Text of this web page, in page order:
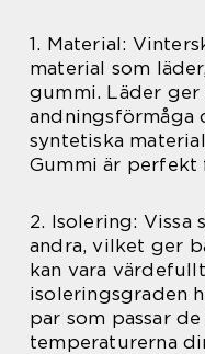
1. Material:
material som
gummi. Läder
andningsförmåga
syntetiska
Gummi är perfekt
2. Isolering: Vissa
andra, vilket ger
kan vara
isoleringsgraden
par som passar
temperaturerna